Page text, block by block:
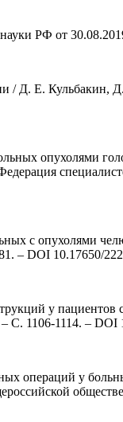
РФ от
/ Д. Е.
опухолями
с опухолями
– DOI 10.17650/
у
1106-1114. –
операций у